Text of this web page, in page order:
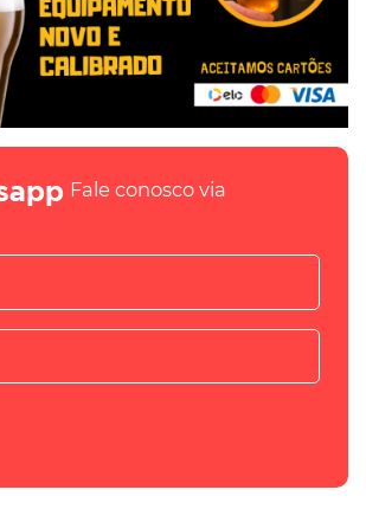
Fale conosco via